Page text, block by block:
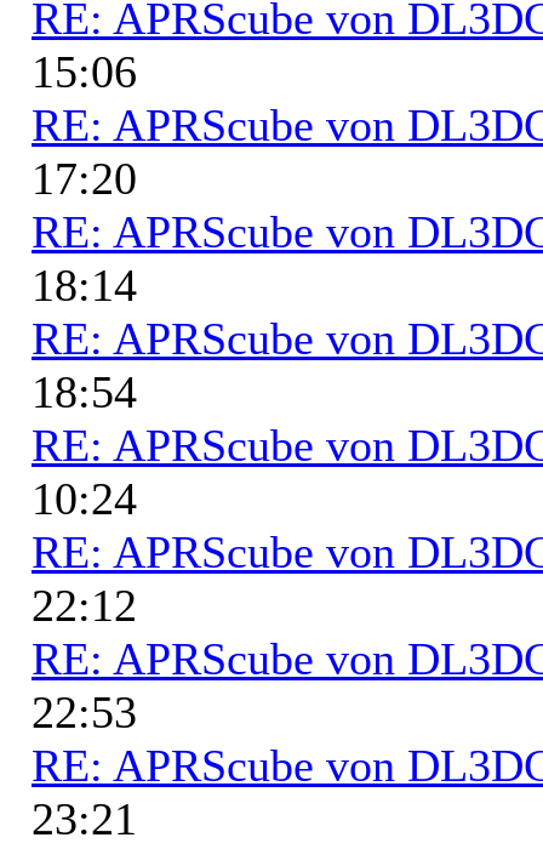
RE: APRScube von
15:06
RE: APRScube von
17:20
RE: APRScube von
18:14
RE: APRScube von
18:54
RE: APRScube von
10:24
RE: APRScube von
22:12
RE: APRScube von
22:53
RE: APRScube von
23:21